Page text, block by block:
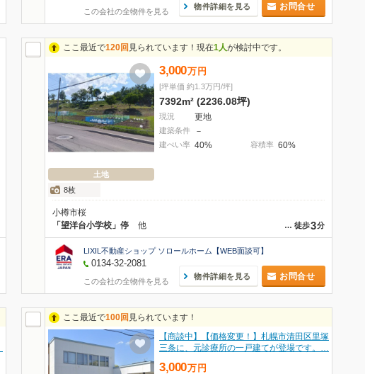
この会社の全物件を見る
物件詳細を見る お問合せ
ここ最近で120回 見られています！現在1人が検討中です。
土地
8枚
3,000万 円
[坪単価 約1.3万円/坪]
7392m² (2236.08坪)
現況 更地
建築条件 －
建ぺい率 40% 容積率 60%
小樽市桜
… 徒歩3分
「望洋台小学校」停 他
LIXIL不動産ショップ ソロールホーム【WEB面談可】
0134-32-2081
この会社の全物件を見る
物件詳細を見る お問合せ
ここ最近で100回 見られています！
【商談中】【価格変更！】札幌市清田区里塚
三条に、元診療所の一戸建てが登場です。…
3,000万 円